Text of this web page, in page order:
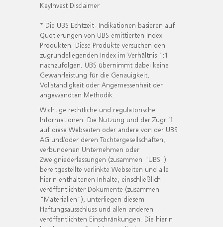
KeyInvest Disclaimer
* Die UBS Echtzeit- Indikationen basieren auf
Quotierungen von UBS emittierten Index-
Produkten. Diese Produkte versuchen den
zugrundeliegenden Index im Verhältnis 1:1
nachzufolgen. UBS übernimmt dabei keine
Gewährleistung für die Genauigkeit,
Vollständigkeit oder Angemessenheit der
angewandten Methodik.
Wichtige rechtliche und regulatorische
Informationen. Die Nutzung und der Zugriff
auf diese Webseiten oder andere von der UBS
AG und/oder deren Tochtergesellschaften,
verbundenen Unternehmen oder
Zweigniederlassungen (zusammen "UBS")
bereitgestellte verlinkte Webseiten und alle
hierin enthaltenen Inhalte, einschließlich
veröffentlichter Dokumente (zusammen
"Materialien"), unterliegen diesem
Haftungsausschluss und allen anderen
veröffentlichten Einschränkungen. Die hierin